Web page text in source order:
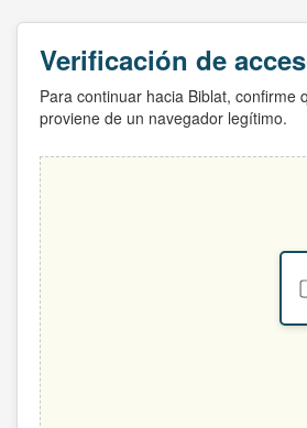
Verificación de
Para continuar hacia Biblat, confirme
proviene de un navegador legítimo.